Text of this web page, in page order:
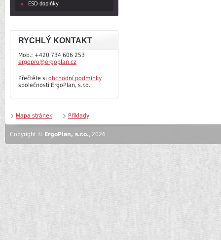
ESD doplňky
RYCHLÝ KONTAKT
Mob.: +420 734 606 253
ergopro@ergoplan.cz
Přečtěte si obchodní podmínky
společnosti ErgoPlan, s.r.o.
Mapa stránek Příklady
Copyright © ErgoPlan, s.r.o., 2026